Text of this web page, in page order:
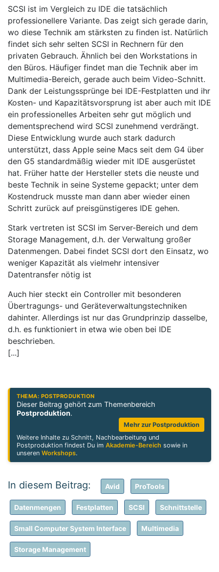
SCSI ist im Vergleich zu IDE die tatsächlich
professionellere Variante. Das zeigt sich gerade darin,
wo diese Technik am stärksten zu finden ist. Natürlich
findet sich sehr selten SCSI in Rechnern für den
privaten Gebrauch. Ähnlich bei den Workstations in
den Büros. Häufiger findet man die Technik aber im
Multimedia-Bereich, gerade auch beim Video-Schnitt.
Dank der Leistungssprünge bei IDE-Festplatten und ihr
Kosten- und Kapazitätsvorsprung ist aber auch mit IDE
ein professionelles Arbeiten sehr gut möglich und
dementsprechend wird SCSI zunehmend verdrängt.
Diese Entwicklung wurde auch stark dadurch
unterstützt, dass Apple seine Macs seit dem G4 über
den G5 standardmäßig wieder mit IDE ausgerüstet
hat. Früher hatte der Hersteller stets die neuste und
beste Technik in seine Systeme gepackt; unter dem
Kostendruck musste man dann aber wieder einen
Schritt zurück auf preisgünstigeres IDE gehen.
Stark vertreten ist SCSI im Server-Bereich und dem
Storage Management, d.h. der Verwaltung großer
Datenmengen. Dabei findet SCSI dort den Einsatz, wo
weniger Kapazität als vielmehr intensiver
Datentransfer nötig ist
Auch hier steckt ein Controller mit besonderen
Übertragungs- und Geräteverwaltungstechniken
dahinter. Allerdings ist nur das Grundprinzip dasselbe,
d.h. es funktioniert in etwa wie oben bei IDE
beschrieben.
[...]
THEMA: POSTPRODUKTION
Dieser Beitrag gehört zum Themenbereich
Postproduktion.
Mehr zur Postproduktion
Weitere Inhalte zu Schnitt, Nachbearbeitung und
Postproduktion findest Du imAkademie-Bereich sowie in
unserenWorkshops.
Avid ProTools
Datenmengen Festplatten SCSI Schnittstelle
Small Computer System Interface Multimedia
Storage Management